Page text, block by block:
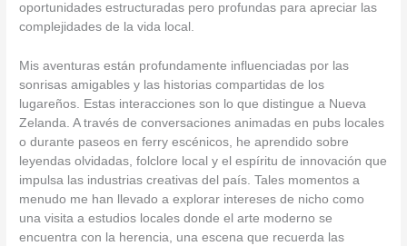
oportunidades estructuradas pero profundas para apreciar las
complejidades de la vida local.
Mis aventuras están profundamente influenciadas por las
sonrisas amigables y las historias compartidas de los
lugareños. Estas interacciones son lo que distingue a Nueva
Zelanda. A través de conversaciones animadas en pubs locales
o durante paseos en ferry escénicos, he aprendido sobre
leyendas olvidadas, folclore local y el espíritu de innovación que
impulsa las industrias creativas del país. Tales momentos a
menudo me han llevado a explorar intereses de nicho como
una visita a estudios locales donde el arte moderno se
encuentra con la herencia, una escena que recuerda las